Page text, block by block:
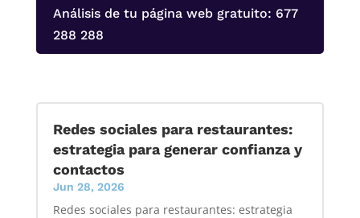
Análisis de tu página web gratuito: 677
288 288
Redes sociales para restaurantes:
estrategia para generar confianza y
contactos
Jun 28, 2026
Redes sociales para restaurantes: estrategia